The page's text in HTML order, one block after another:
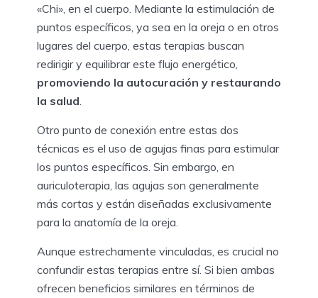
«Chi», en el cuerpo. Mediante la estimulación de
puntos específicos, ya sea en la oreja o en otros
lugares del cuerpo, estas terapias buscan
redirigir y equilibrar este flujo energético,
promoviendo la autocuración y restaurando
la salud
Otro punto de conexión entre estas dos
técnicas es el uso de agujas finas para estimular
los puntos específicos. Sin embargo, en
auriculoterapia, las agujas son generalmente
más cortas y están diseñadas exclusivamente
para la anatomía de la oreja.
Aunque estrechamente vinculadas, es crucial no
confundir estas terapias entre sí. Si bien ambas
ofrecen beneficios similares en términos de